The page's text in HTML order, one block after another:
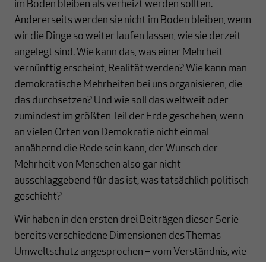
im Boden bleiben als verheizt werden sollten.
Andererseits werden sie nicht im Boden bleiben, wenn
wir die Dinge so weiter laufen lassen, wie sie derzeit
angelegt sind. Wie kann das, was einer Mehrheit
vernünftig erscheint, Realität werden? Wie kann man
demokratische Mehrheiten bei uns organisieren, die
das durchsetzen? Und wie soll das weltweit oder
zumindest im größten Teil der Erde geschehen, wenn
an vielen Orten von Demokratie nicht einmal
annähernd die Rede sein kann, der Wunsch der
Mehrheit von Menschen also gar nicht
ausschlaggebend für das ist, was tatsächlich politisch
geschieht?
Wir haben in den ersten drei Beiträgen dieser Serie
bereits verschiedene Dimensionen des Themas
Umweltschutz angesprochen – vom Verständnis, wie